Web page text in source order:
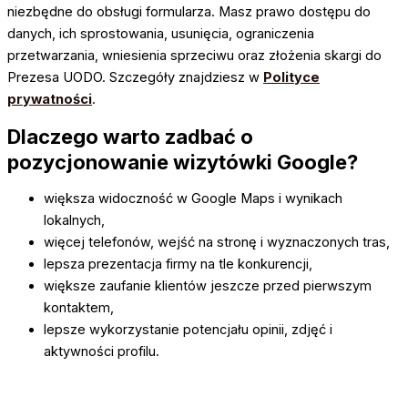
niezbędne do obsługi formularza. Masz prawo dostępu do
danych, ich sprostowania, usunięcia, ograniczenia
przetwarzania, wniesienia sprzeciwu oraz złożenia skargi do
Prezesa UODO. Szczegóły znajdziesz w Polityce
prywatności.
Dlaczego warto zadbać o
pozycjonowanie wizytówki Google?
większa widoczność w Google Maps i wynikach
lokalnych,
więcej telefonów, wejść na stronę i wyznaczonych tras,
lepsza prezentacja firmy na tle konkurencji,
większe zaufanie klientów jeszcze przed pierwszym
kontaktem,
lepsze wykorzystanie potencjału opinii, zdjęć i
aktywności profilu.